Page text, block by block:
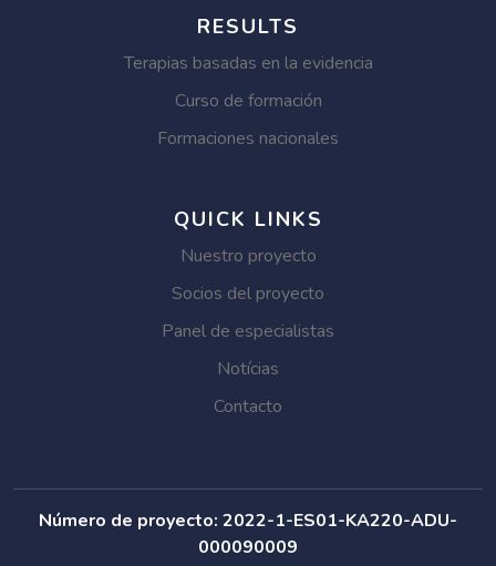
RESULTS
Terapias basadas en la evidencia
Curso de formación
Formaciones nacionales
QUICK LINKS
Nuestro proyecto
Socios del proyecto
Panel de especialistas
Notícias
Contacto
Número de proyecto: 2022-1-ES01-KA220-ADU-
000090009